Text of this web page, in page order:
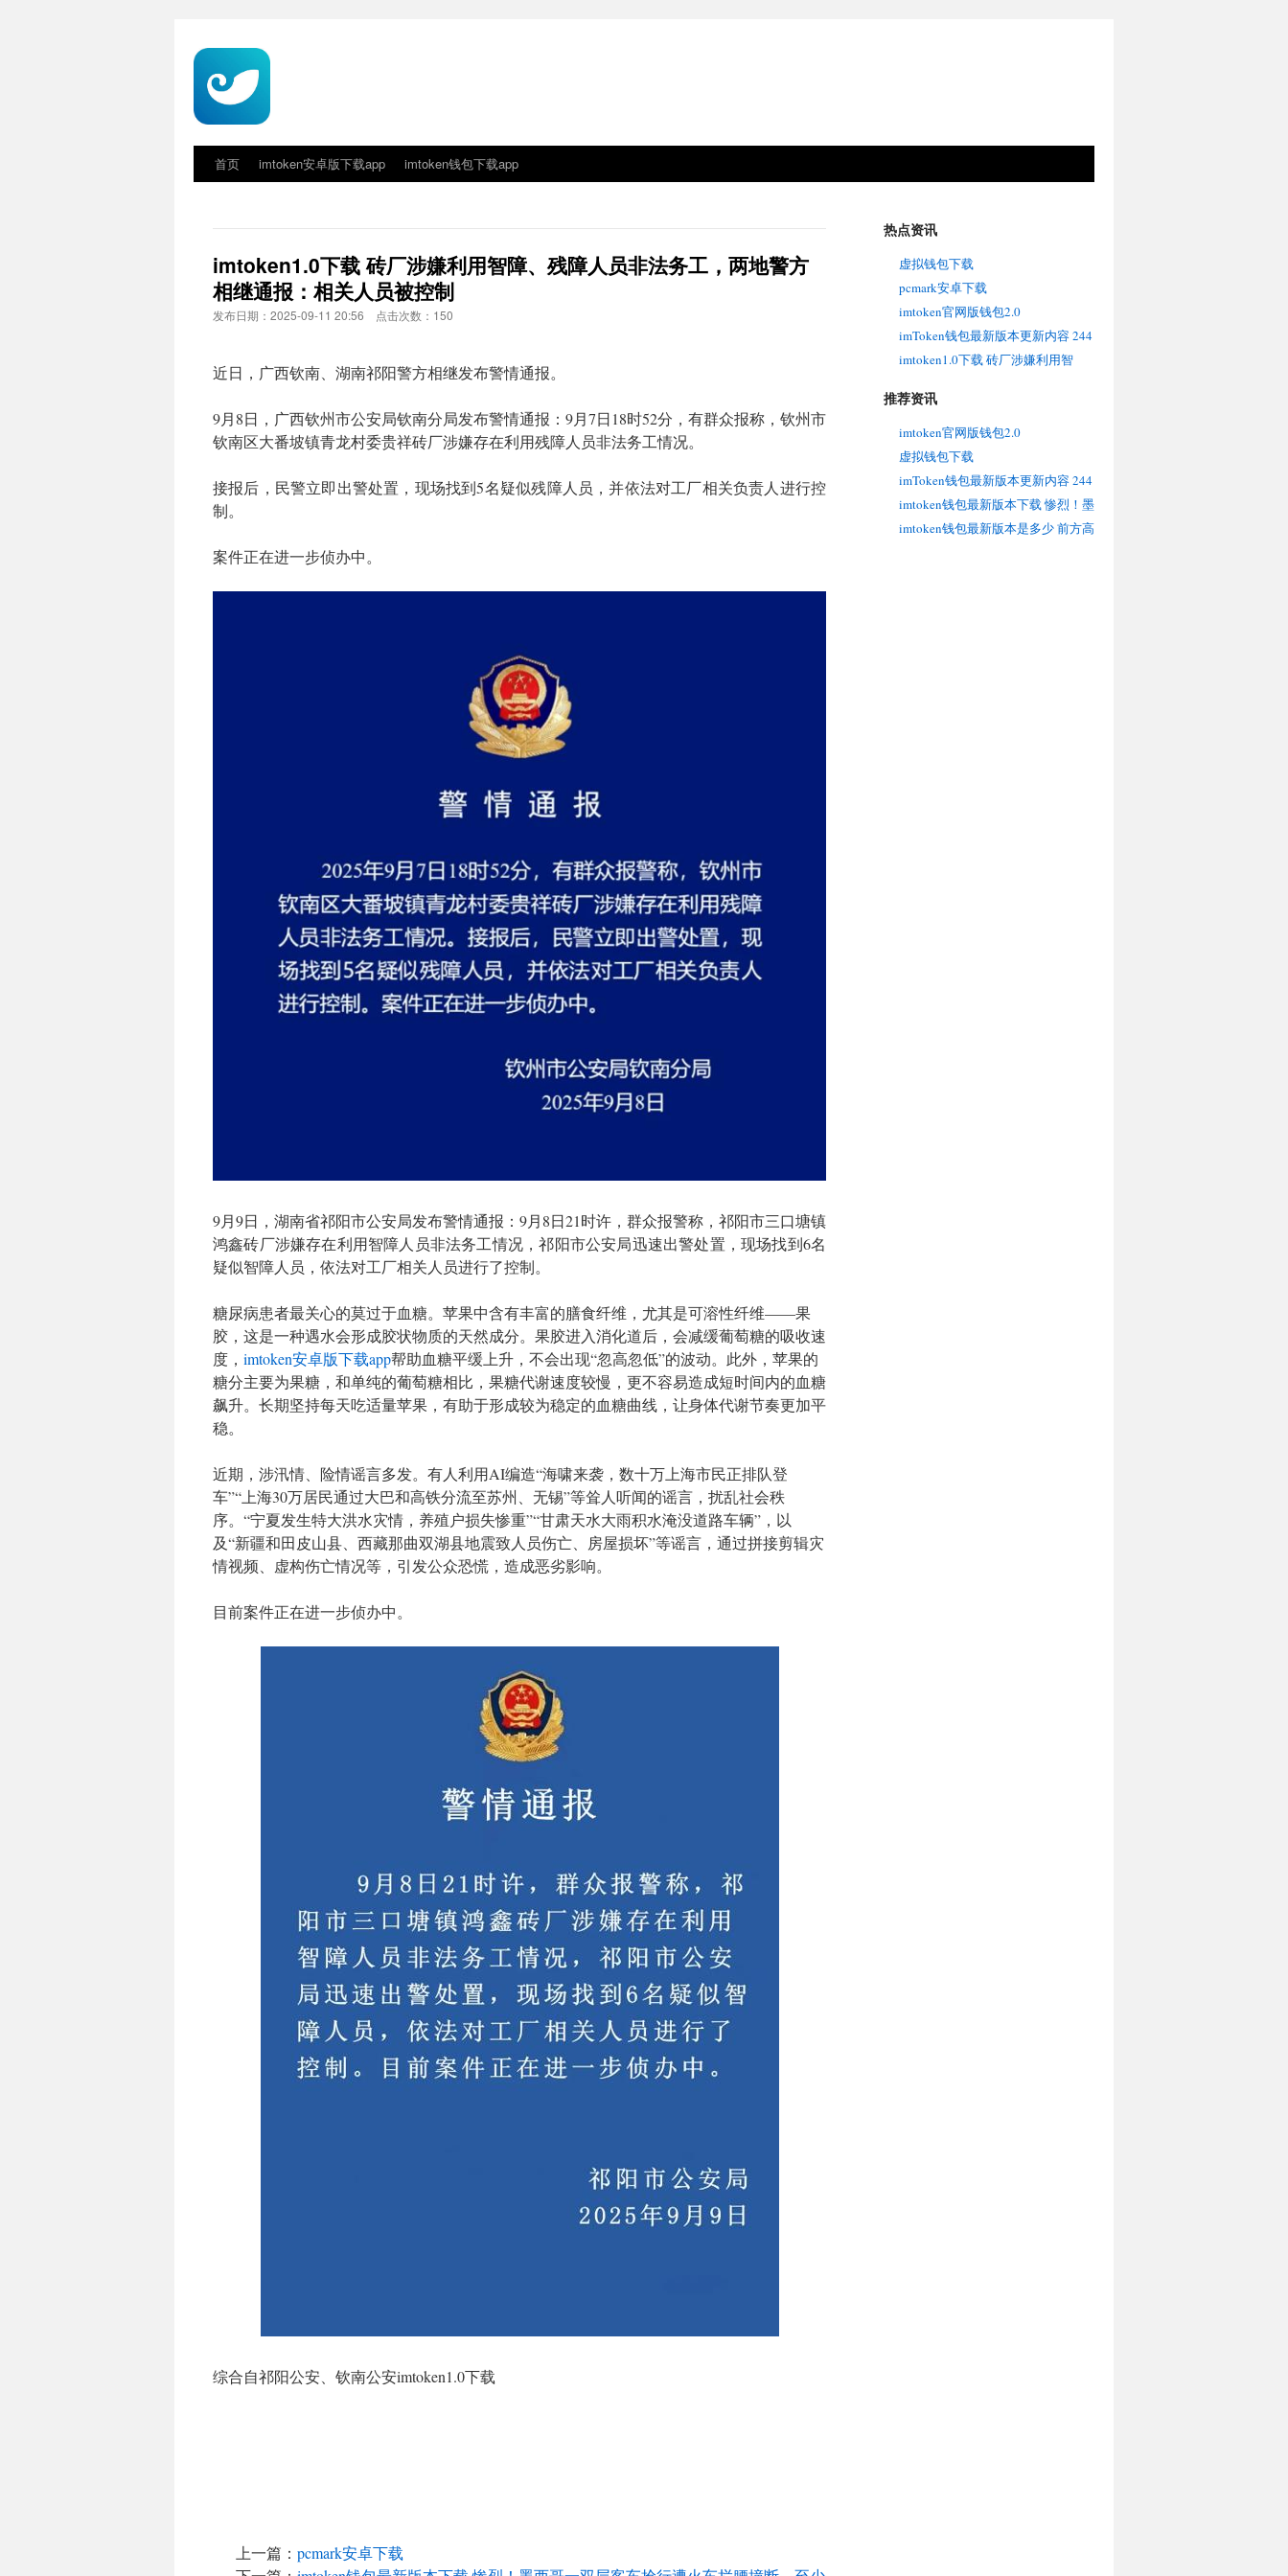
首页 imtoken安卓版下载app imtoken钱包下载app
imtoken1.0下载 砖厂涉嫌利用智障、残障人员非法务工，两地警方
相继通报：相关人员被控制
发布日期：2025-09-11 20:56 点击次数：150
近日，广西钦南、湖南祁阳警方相继发布警情通报。
9月8日，广西钦州市公安局钦南分局发布警情通报：9月7日18时52分，有群众报称，钦州市
钦南区大番坡镇青龙村委贵祥砖厂涉嫌存在利用残障人员非法务工情况。
接报后，民警立即出警处置，现场找到5名疑似残障人员，并依法对工厂相关负责人进行控
制。
案件正在进一步侦办中。
9月9日，湖南省祁阳市公安局发布警情通报：9月8日21时许，群众报警称，祁阳市三口塘镇
鸿鑫砖厂涉嫌存在利用智障人员非法务工情况，祁阳市公安局迅速出警处置，现场找到6名
疑似智障人员，依法对工厂相关人员进行了控制。
糖尿病患者最关心的莫过于血糖。苹果中含有丰富的膳食纤维，尤其是可溶性纤维——果
胶，这是一种遇水会形成胶状物质的天然成分。果胶进入消化道后，会减缓葡萄糖的吸收速
度， imtoken安卓版下载app帮助血糖平缓上升，不会出现“忽高忽低”的波动。此外，苹果的
糖分主要为果糖，和单纯的葡萄糖相比，果糖代谢速度较慢，更不容易造成短时间内的血糖
飙升。长期坚持每天吃适量苹果，有助于形成较为稳定的血糖曲线，让身体代谢节奏更加平
稳。
近期，涉汛情、险情谣言多发。有人利用AI编造“海啸来袭，数十万上海市民正排队登
车”“上海30万居民通过大巴和高铁分流至苏州、无锡”等耸人听闻的谣言，扰乱社会秩
序。“宁夏发生特大洪水灾情，养殖户损失惨重”“甘肃天水大雨积水淹没道路车辆”，以
及“新疆和田皮山县、西藏那曲双湖县地震致人员伤亡、房屋损坏”等谣言，通过拼接剪辑灾
情视频、虚构伤亡情况等，引发公众恐慌，造成恶劣影响。
目前案件正在进一步侦办中。
综合自祁阳公安、钦南公安imtoken1.0下载
上一篇： pcmark安卓下载
热点资讯
虚拟钱包下载
pcmark安卓下载
imtoken官网版钱包2.0
imToken钱包最新版本更新内容 244
期大鹏福彩3D预测奖号：号码频次
imtoken1.0下载 砖厂涉嫌利用智
相继通报：
推荐资讯
imtoken官网版钱包2.0
虚拟钱包下载
imToken钱包最新版本更新内容 244
期大鹏福彩3D预测奖号：号码频次
分析
imtoken钱包最新版本下载 惨烈！墨
西哥一双层客车抢行遭火车拦腰撞
imtoken钱包最新版本是多少 前方高